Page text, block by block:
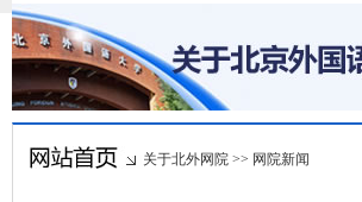
关于北外网院 >> 网院新闻